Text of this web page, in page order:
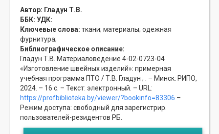
Автор: Гладун Т.В.
ББК: УДК:
Ключевые слова: ткани; материалы; одежная
фурнитура;
Библиографическое описание:
Гладун Т.В. Материаловедение 4-02-0723-04
«Изготовление швейных изделий»: примерная
учебная программа ПТО / Т.В. Гладун ; . – Минск: РИПО,
2024. – 16 с. – Текст: электронный. – URL:
https://profbiblioteka.by/viewer/?bookinfo=83306 –
Режим доступа: свободный для зарегистрир.
пользователей-резидентов РБ.